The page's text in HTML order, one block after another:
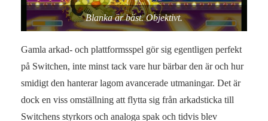
Blanka är bäst. Objektivt.
Gamla arkad- och plattformsspel gör sig egentligen perfekt
på Switchen, inte minst tack vare hur bärbar den är och hur
smidigt den hanterar lagom avancerade utmaningar. Det är
dock en viss omställning att flytta sig från arkadsticka till
Switchens styrkors och analoga spak och tidvis blev